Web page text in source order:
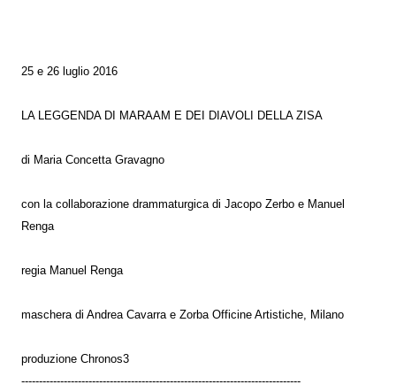
25 e 26 luglio 2016
LA LEGGENDA DI MARAAM E DEI DIAVOLI DELLA ZISA
di Maria Concetta Gravagno
con la collaborazione drammaturgica di Jacopo Zerbo e Manuel
Renga
regia Manuel Renga
maschera di Andrea Cavarra e Zorba Officine Artistiche, Milano
produzione Chronos3
-------------------------------------------------------------------------------